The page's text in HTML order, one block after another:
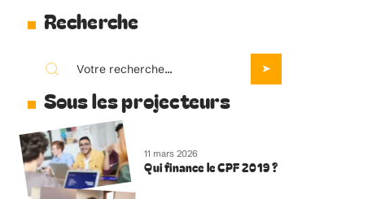
Recherche
Sous les projecteurs
11 mars 2026
Qui finance le CPF 2019 ?